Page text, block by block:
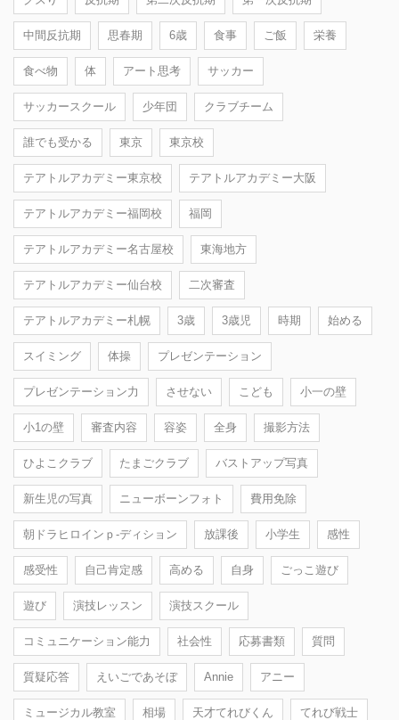
中間反抗期 思春期 6歳 食事 ご飯 栄養
食べ物 体 アート思考 サッカー
サッカースクール 少年団 クラブチーム
誰でも受かる 東京 東京校
テアトルアカデミー東京校 テアトルアカデミー大阪
テアトルアカデミー福岡校 福岡
テアトルアカデミー名古屋校 東海地方
テアトルアカデミー仙台校 二次審査
テアトルアカデミー札幌 3歳 3歳児 時期 始める
スイミング 体操 プレゼンテーション
プレゼンテーション力 させない こども 小一の壁
小1の壁 審査内容 容姿 全身 撮影方法
ひよこクラブ たまごクラブ バストアップ写真
新生児の写真 ニューボーンフォト 費用免除
朝ドラヒロインｐ-ディション 放課後 小学生 感性
感受性 自己肯定感 高める 自身 ごっこ遊び
遊び 演技レッスン 演技スクール
コミュニケーション能力 社会性 応募書類 質問
質疑応答 えいごであそぼ Annie アニー
ミュージカル教室 相場 天才てれびくん てれび戦士